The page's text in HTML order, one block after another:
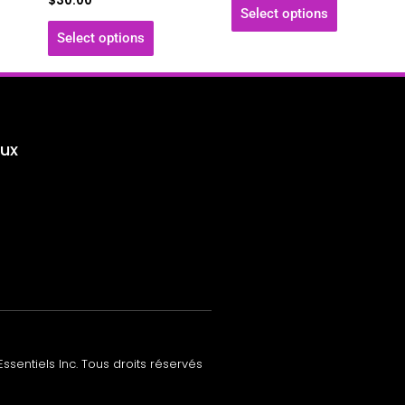
Select options
du
Select options
Inc. Tous droits réservés